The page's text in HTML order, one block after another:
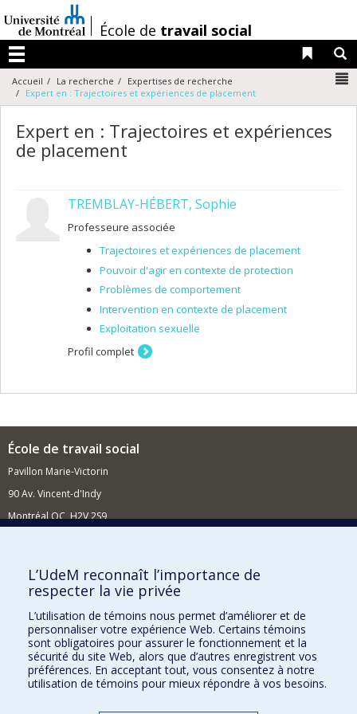
au
contenu
/École de travail social
Menu
Liens
Accueil La recherche
Expertises de recherche
Expert en : Trajectoires et expériences de placement
Expert en : Trajectoires et expériences
de placement
TREMBLAY-HÉBERT, Sophie
Professeure associée
Trajectoires et expériences de placement
Pouvoir d'agir en contexte de protection
Problèmes de comportement
Intervention en contexte de placement
Exploitation sexuelle
Profil complet
École de travail social
Pavillon Marie-Victorin
90 Av. Vincent-d'Indy
Montréal QC H2V 2S9
Comment soutenir l'École?
BESOIN D'AIDE?
Plan du site
Signaler une erreur
Accessibilité
FACULTÉ DES ARTS ET DES SCIENCES
L’UdeM reconnaît l’importance de
respecter la vie privée
L’utilisation de témoins nous permet d’améliorer et de
personnaliser votre expérience Web. Certains témoins
sont obligatoires pour assurer le fonctionnement et la
sécurité du site Web, alors que d’autres enregistrent vos
préférences. En acceptant tout, vous consentez à notre
utilisation de témoins pour mieux répondre à vos besoins.